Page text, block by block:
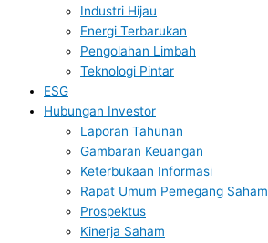
Industri Hijau
Energi Terbarukan
Pengolahan Limbah
Teknologi Pintar
ESG
Hubungan Investor
Laporan Tahunan
Gambaran Keuangan
Keterbukaan Informasi
Rapat Umum Pemegang Saham
Prospektus
Kinerja Saham